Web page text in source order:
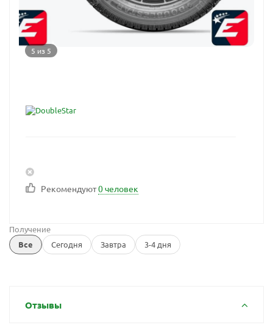
5 из 5
Рекомендуют0 человек
Получение
Все
Сегодня Завтра 3-4 дня
Отзывы